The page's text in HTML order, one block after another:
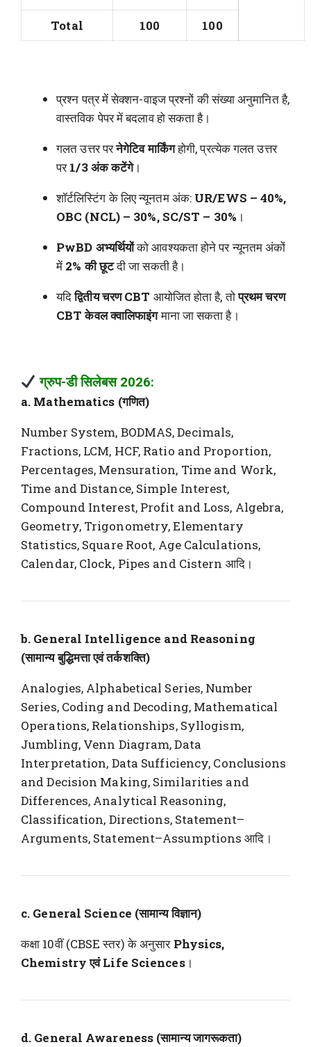
Total
100 100
प्रश्न पत्र में सेक्शन-वाइज प्रश्नों की संख्या अनुमानित है,
वास्तविक पेपर में बदलाव हो सकता है।
गलत उत्तर परनेगेटिव मार्किंगहोगी, प्रत्येक गलत उत्तर
पर1/3 अंक कटेंगे।
शॉर्टलिस्टिंग के लिए न्यूनतम अंक: UR/EWS – 40%,
OBC (NCL) – 30%, SC/ST – 30% ।
PwBD अभ्यर्थियोंको आवश्यकता होने पर न्यूनतम अंकों
में 2% की छूटदी जा सकती है।
यदिद्वितीय चरण CBT आयोजित होता है, तोप्रथम चरण
CBT केवल क्वालिफाइंगमाना जा सकता है।
ग्रुप-डी सिलेबस 2026:
a. Mathematics (गणित)
Number System, BODMAS, Decimals,
Fractions, LCM, HCF, Ratio and Proportion,
Percentages, Mensuration, Time and Work,
Time and Distance, Simple Interest,
Compound Interest, Profit and Loss, Algebra,
Geometry, Trigonometry, Elementary
Statistics, Square Root, Age Calculations,
Calendar, Clock, Pipes and Cistern आदि।
b. General Intelligence and Reasoning
(सामान्य बुद्धिमत्ता एवं तर्कशक्ति)
Analogies, Alphabetical Series, Number
Series, Coding and Decoding, Mathematical
Operations, Relationships, Syllogism,
Jumbling, Venn Diagram, Data
Interpretation, Data Sufficiency, Conclusions
and Decision Making, Similarities and
Differences, Analytical Reasoning,
Classification, Directions, Statement–
Arguments, Statement–Assumptions आदि।
c. General Science (सामान्य विज्ञान)
कक्षा 10वीं (CBSE स्तर) के अनुसार Physics,
Chemistry एवं Life Sciences।
d. General Awareness (सामान्य जागरूकता)